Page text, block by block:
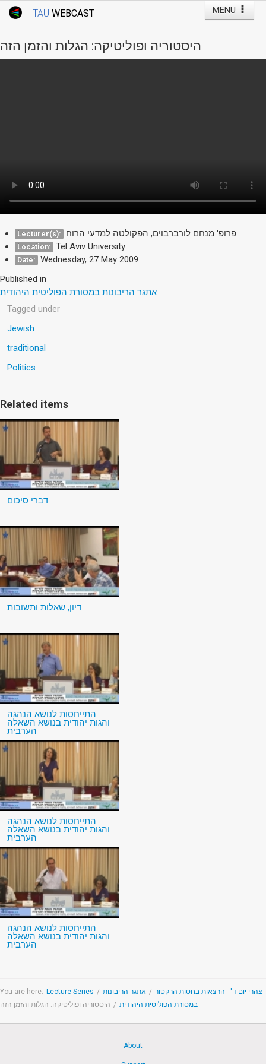
MENU
TAU WEBCAST
Webcast: Courses
Tel Aviv University
היסטוריה ופוליטיקה: הגלות והזמן הזה
Lecturer(s): פרופ' מנחם לורברבוים, הפקולטה למדעי הרוח
Location: Tel Aviv University
Date: Wednesday, 27 May 2009
Published in
אתגר הריבונות במסורת הפוליטית היהודית
Tagged under
Jewish
traditional
Politics
Related items
דברי סיכום
דיון, שאלות ותשובות
התייחסות לנושא הנהגה
והגות יהודית בנושא השאלה
הערבית
התייחסות לנושא הנהגה
והגות יהודית בנושא השאלה
הערבית
התייחסות לנושא הנהגה
והגות יהודית בנושא השאלה
הערבית
You are here: Lecture Series / צהרי יום ד' - הרצאות בחסות הרקטור / אתגר הריבונות
במסורת הפוליטית היהודית / היסטוריה ופוליטיקה: הגלות והזמן הזה
About